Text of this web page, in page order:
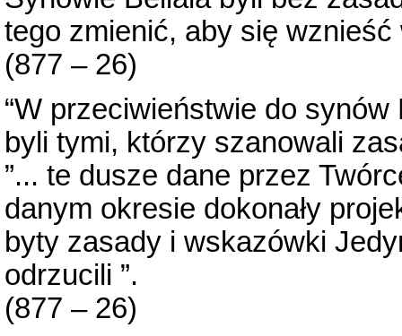
tego zmienić, aby się wznieść
(877 – 26)
“W przeciwieństwie do
byli tymi, którzy szanowali
”... te dusze dane przez
danym okresie dokonały
byty zasady i wskazówki
odrzucili ”.
(877 – 26)